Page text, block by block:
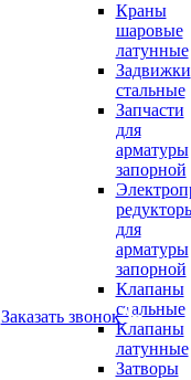
Краны
шаровые
латунные
Задвижки
стальные
Запчасти
для
арматуры
запорной
для
арматуры
запорной
Клапаны
стальные
Клапаны
латунные
Затворы
Заказать звонок